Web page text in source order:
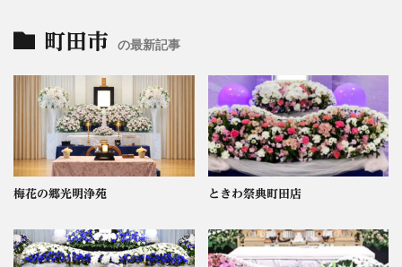
町田市 の最新記事
梅花の郷光明浄苑 ときわ祭典町田店